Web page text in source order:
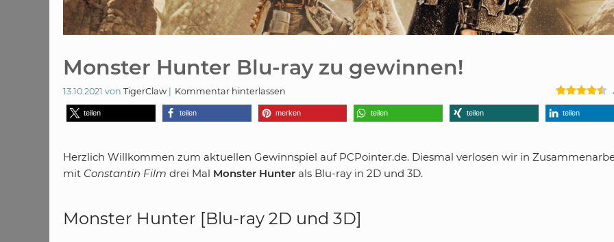
Monster Hunter Blu-ray zu gewinnen!
13.10.2021 von TigerClaw Kommentar hinterlassen
teilen teilen merken teilen teilen teilen
Herzlich Willkommen zum aktuellen Gewinnspiel auf PCPointer.de. Diesmal verlosen wir in
mit Constantin Film drei Mal Monster Hunter als Blu-ray in 2D und 3D.
Monster Hunter [Blu-ray 2D und 3D]